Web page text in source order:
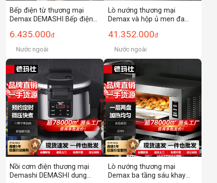
Bếp điện từ thương mại
Demax DEMASHI Bếp điện
thương mại Bếp điện từ
6.435.000đ
Nước ngoài
Lò nướng thương mại
Demax và hộp ủ men đa
bánh pizza đa chức năng
với hệ thống làm nóng bằng
điện để ủ bột.
41.352.000đ
Nước ngoài
Nồi cơm điện thương mại
Demashi DEMASHI dung
Lò nướng thương mại
Demax ba tầng sáu khay